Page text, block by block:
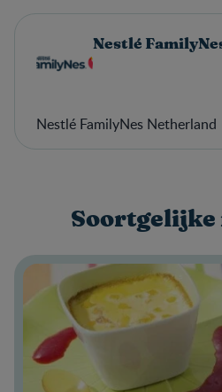
Nestlé
Nestlé FamilyNes Netherland
Soortgelijke